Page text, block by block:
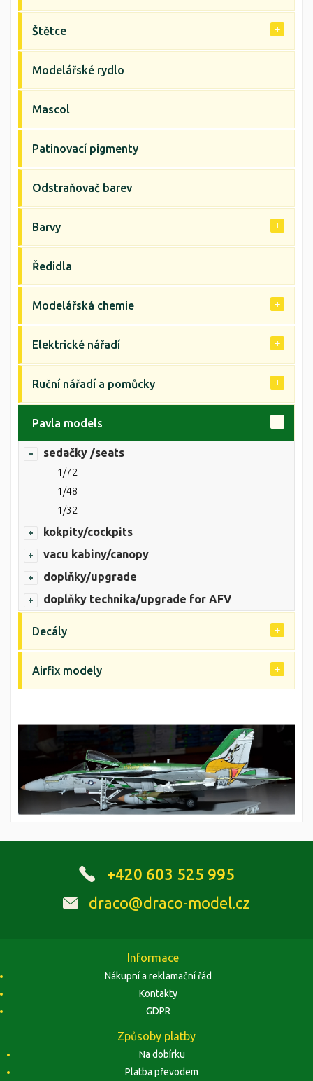
Štětce
Modelářské rydlo
Mascol
Patinovací pigmenty
Odstraňovač barev
Barvy
Ředidla
Modelářská chemie
Elektrické nářadí
Ruční nářadí a pomůcky
Pavla models
sedačky /seats
1/72
1/48
1/32
kokpity/cockpits
vacu kabiny/canopy
doplňky/upgrade
doplňky technika/upgrade for AFV
Decály
Airfix modely
+420 603 525 995
draco@draco-model.cz
Informace
Nákupní a reklamační řád
Kontakty
GDPR
Způsoby platby
Na dobírku
Platba převodem